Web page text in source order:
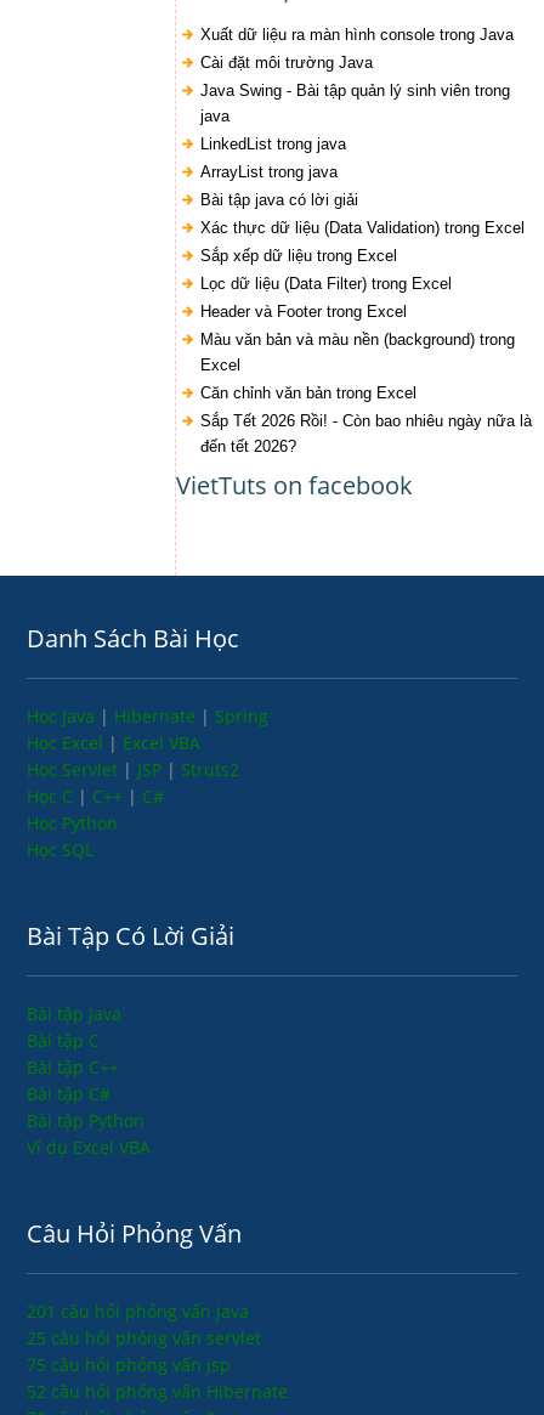
Xuất dữ liệu ra màn hình console trong Java
Cài đặt môi trường Java
Java Swing - Bài tập quản lý sinh viên trong
java
LinkedList trong java
ArrayList trong java
Bài tập java có lời giải
Xác thực dữ liệu (Data Validation) trong Excel
Sắp xếp dữ liệu trong Excel
Lọc dữ liệu (Data Filter) trong Excel
Header và Footer trong Excel
Màu văn bản và màu nền (background) trong
Excel
Căn chỉnh văn bản trong Excel
Sắp Tết 2026 Rồi! - Còn bao nhiêu ngày nữa là
đến tết 2026?
VietTuts on facebook
Danh Sách Bài Học
Học Java | Hibernate | Spring
Học Excel | Excel VBA
Học Servlet | JSP | Struts2
Học C | C++ | C#
Học Python
Học SQL
Bài Tập Có Lời Giải
Bài tập Java
Bài tập C
Bài tập C++
Bài tập C#
Bài tập Python
Ví dụ Excel VBA
Câu Hỏi Phỏng Vấn
201 câu hỏi phỏng vấn java
25 câu hỏi phỏng vấn servlet
75 câu hỏi phỏng vấn jsp
52 câu hỏi phỏng vấn Hibernate